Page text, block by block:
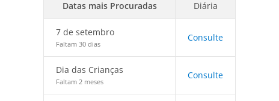
Datas mais Procuradas Diária
7 de setembro
Faltam 30 dias
Consulte
Dia das Crianças
Faltam 2 meses
Consulte